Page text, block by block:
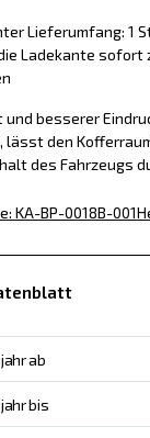
Lieferumfang: 1
Ladekante
und besserer
lässt den
des Fahrzeugs
: KA-BP-0018B-001
ab
bis